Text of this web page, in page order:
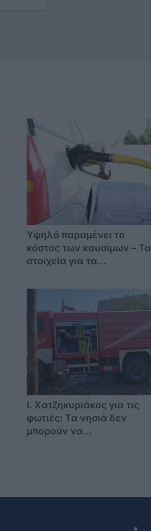
Υψηλό παραμένει το
κόστος των καυσίμων – Τα
στοιχεία για τα
I. Χατζηκυριάκος για τις
φωτιές: Τα νησιά δεν
μπορούν να